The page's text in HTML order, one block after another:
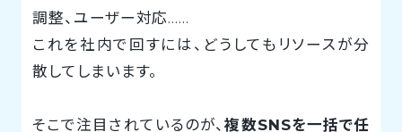
調整、ユーザー対応……
これを社内で回すには、どうしてもリソースが分
散してしまいます。
そこで注目されているのが、複数SNSを一括で任